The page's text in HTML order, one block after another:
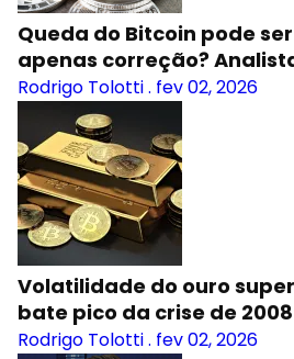
Queda do Bitcoin pode
apenas correção?
Rodrigo Tolotti. fev 02, 2026
Volatilidade do ouro
bate pico da crise de 2008
Rodrigo Tolotti. fev 02, 2026